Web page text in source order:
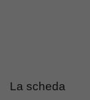
La scheda